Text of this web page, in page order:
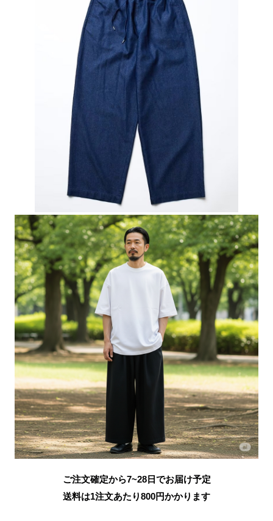
ご注文確定から7~28日でお届け予定
送料は1注文あたり800円かかります